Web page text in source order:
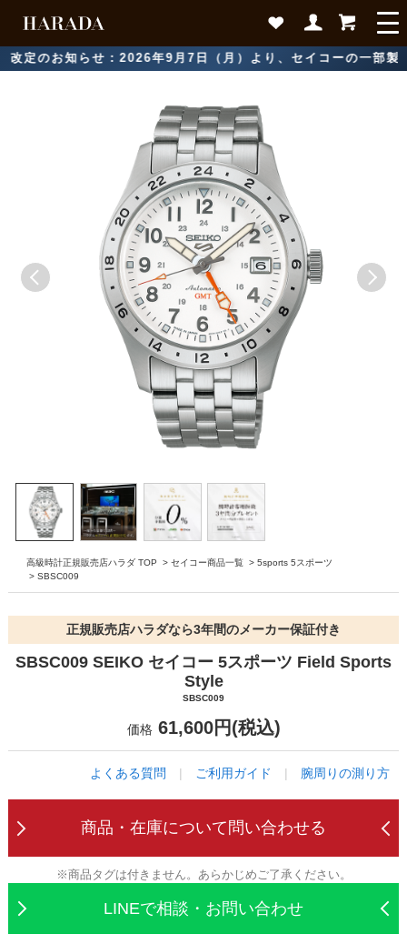
お知らせ：2026年9月7日（月）より、セイコーの一部製品に
高級時計正規販売店ハラダ TOP > セイコー商品一覧 > 5sports 5スポーツ
> SBSC009
正規販売店ハラダなら3年間のメーカー保証付き
SBSC009 SEIKO セイコー 5スポーツ Field Sports
Style
SBSC009
価格61,600円(税込)
よくある質問 | ご利用ガイド | 腕周りの測り方
商品・在庫について 問い合わせる
※商品タグは付きません。あらかじめご了承ください。
LINEで相談・お問い合わせ